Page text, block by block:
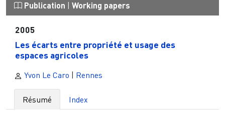
Publication Working papers
2005
Les écarts entre propriété et usage des
espaces agricoles
Yvon Le Caro | Rennes
Résumé Index